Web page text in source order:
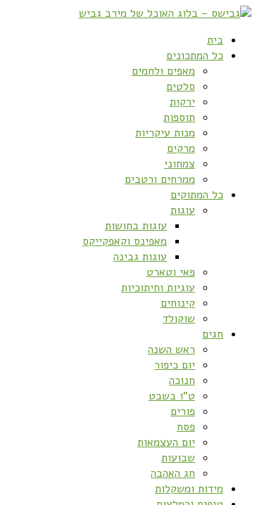
בית
כל המתכונים
מאפים ולחמים
סלטים
ירקות
תוספות
מנות עיקריות
מרקים
צמחוני
ממרחים ורטבים
כל המתוקים
עוגות
עוגות בחושות
מאפינס וקאפקייקס
עוגות גבינה
פאי וטארט
עוגיות וחיתוכיות
קינוחים
שוקולד
חגים
ראש השנה
יום כיפור
חנוכה
ט”ו בשבט
פורים
פסח
יום העצמאות
שבועות
חג האהבה
מידות ומשקלות